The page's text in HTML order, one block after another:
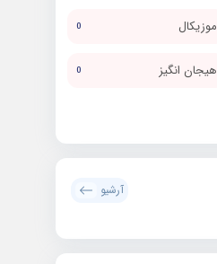
موزیکال 0
هیجان انگیز 0
آرشیو